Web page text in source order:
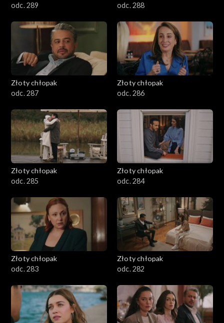
odc. 289
odc. 288
Złoty chłopak
odc. 287
Złoty chłopak
odc. 286
Złoty chłopak
odc. 285
Złoty chłopak
odc. 284
Złoty chłopak
odc. 283
Złoty chłopak
odc. 282